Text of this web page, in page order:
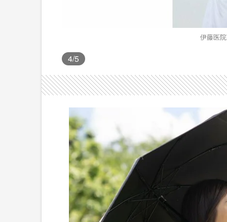
伊藤医
4/5